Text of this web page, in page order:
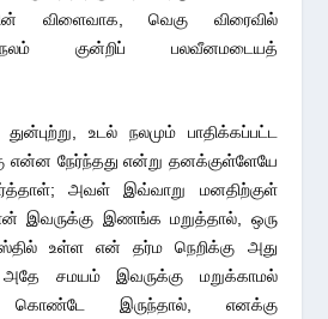
விளைவாக, வெகு விரைவில்
குன்றிப் பலவீனமடையத்
உடல் நலமும் பாதிக்கப்பட்ட
நேர்ந்தது என்று தனக்குள்ளேயே
அவள் இவ்வாறு மனதிற்குள்
இவருக்கு இணங்க மறுத்தால், ஒரு
உள்ள என் தர்ம நெறிக்கு அது
சமயம் இவருக்கு மறுக்காமல்
இருந்தால், எனக்கு